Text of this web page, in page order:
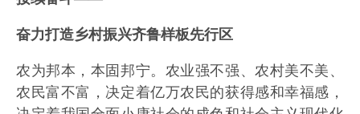
奋力打造乡村振兴齐鲁样板先行区
农为邦本，本固邦宁。农业强不强、农村美不美、
农民富不富，决定着亿万农民的获得感和幸福感，